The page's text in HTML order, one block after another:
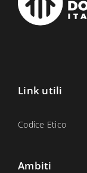
Link utili
Codice Etico
Ambiti